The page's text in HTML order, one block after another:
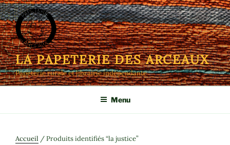
Aller
au
contenu
principal
LA PAPETERIE DES ARCEAUX
Papeterie rurale et librairie indépendante
Menu
Accueil / Produits identifiés “la justice”